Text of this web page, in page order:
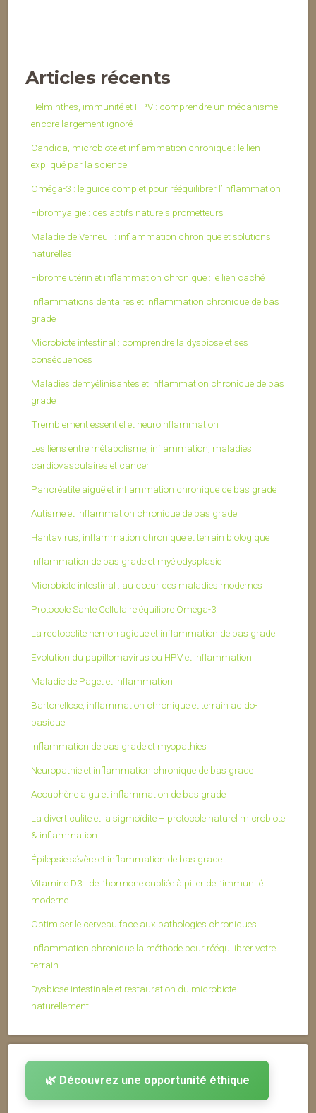
Articles récents
Helminthes, immunité et HPV : comprendre un mécanisme
encore largement ignoré
Candida, microbiote et inflammation chronique : le lien
expliqué par la science
Oméga-3 : le guide complet pour rééquilibrer l’inflammation
Fibromyalgie : des actifs naturels prometteurs
Maladie de Verneuil : inflammation chronique et solutions
naturelles
Fibrome utérin et inflammation chronique : le lien caché
Inflammations dentaires et inflammation chronique de bas
grade
Microbiote intestinal : comprendre la dysbiose et ses
conséquences
Maladies démyélinisantes et inflammation chronique de bas
grade
Tremblement essentiel et neuroinflammation
Les liens entre métabolisme, inflammation, maladies
cardiovasculaires et cancer
Pancréatite aiguë et inflammation chronique de bas grade
Autisme et inflammation chronique de bas grade
Hantavirus, inflammation chronique et terrain biologique
Inflammation de bas grade et myélodysplasie
Microbiote intestinal : au cœur des maladies modernes
Protocole Santé Cellulaire équilibre Oméga-3
La rectocolite hémorragique et inflammation de bas grade
Evolution du papillomavirus ou HPV et inflammation
Maladie de Paget et inflammation
Bartonellose, inflammation chronique et terrain acido-
basique
Inflammation de bas grade et myopathies
Neuropathie et inflammation chronique de bas grade
Acouphène aigu et inflammation de bas grade
La diverticulite et la sigmoïdite – protocole naturel microbiote
& inflammation
Épilepsie sévère et inflammation de bas grade
Vitamine D3 : de l’hormone oubliée à pilier de l’immunité
moderne
Optimiser le cerveau face aux pathologies chroniques
Inflammation chronique la méthode pour rééquilibrer votre
terrain
Dysbiose intestinale et restauration du microbiote
naturellement
🌿 Découvrez une opportunité éthique